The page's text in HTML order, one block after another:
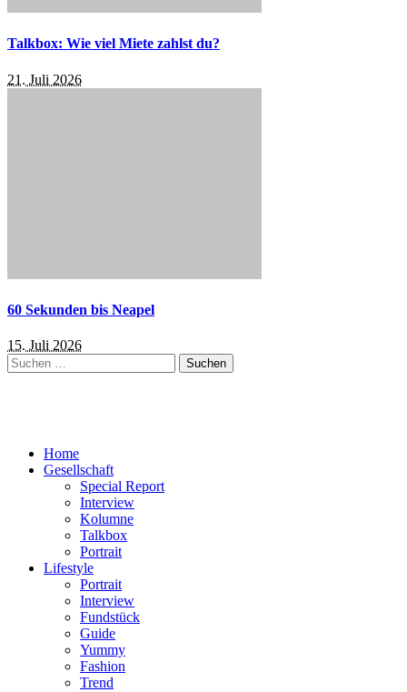
Talkbox: Wie viel Miete zahlst du?
21. Juli 2026
60 Sekunden bis Neapel
15. Juli 2026
Suchen
nach:
Home
Gesellschaft
Special Report
Interview
Kolumne
Talkbox
Portrait
Lifestyle
Portrait
Interview
Fundstück
Guide
Yummy
Fashion
Trend